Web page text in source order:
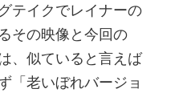
テイクでレイナーの
その映像と今回の
、似ていると言えば
「老いぼれバージョ